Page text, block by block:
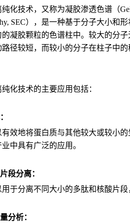
化技术，又称为凝胶渗透色谱（Gel
SEC），是一种基于分子大小
凝胶颗粒的色谱柱中。较大的分
径较短，而较小的分子在柱子中
化技术的主要应用包括：
有效地将蛋白质与其他较大或较小
中具有广泛的应用。
段分离：
用于分离不同大小的多肽和核酸片
分析：